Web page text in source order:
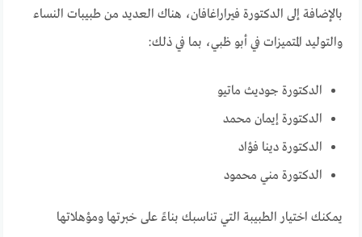
بالإضافة إلى الدكتورة فيراراغافان، هناك العديد من طبيبات النساء
والتوليد المتميزات في أبو ظبي، بما في ذلك:
الدكتورة جوديث ماتيو
الدكتورة إيمان محمد
الدكتورة دينا فؤاد
الدكتورة مني محمود
يمكنك اختيار الطبيبة التي تناسبك بناءً على خبرتها ومؤهلاتها